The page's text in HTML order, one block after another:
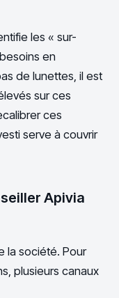
les « sur-
en
de lunettes, il est
sur ces
ces
serve à couvrir
Apivia
la société. Pour
plusieurs canaux